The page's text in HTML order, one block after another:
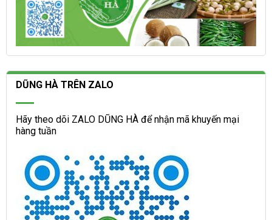
DŨNG HÀ TRÊN ZALO
Hãy theo dõi ZALO DŨNG HÀ để nhận mã khuyến mại
hàng tuần